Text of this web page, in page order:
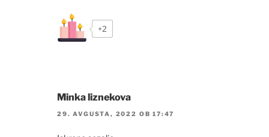
+2
Minka liznekova
29. AVGUSTA, 2022 OB 17:47